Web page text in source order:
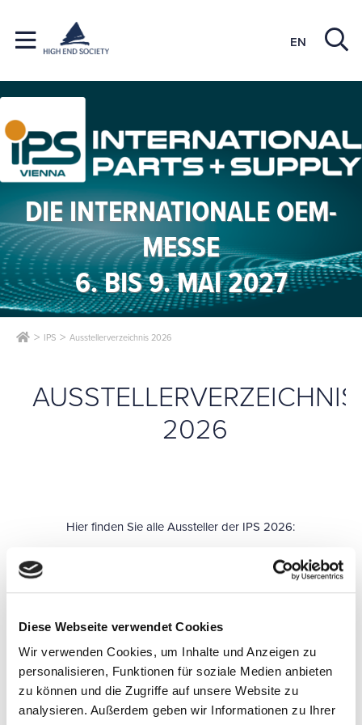
Diese Webseite verwendet Cookies
Wir verwenden Cookies, um Inhalte und Anzeigen zu
personalisieren, Funktionen für soziale Medien anbieten
zu können und die Zugriffe auf unsere Website zu
analysieren. Außerdem geben wir Informationen zu Ihrer
EN
DIE INTERNATIONALE OEM-
MESSE
6. BIS 9. MAI 2027
IPS Ausstellerverzeichnis 2026
AUSSTELLERVERZEICHNIS
2026
Hier finden Sie alle Aussteller der IPS 2026:
Stand
ALTI Association
H X5,
X03
Webseite
ANALOG DEVICES
H X5,
Webseite